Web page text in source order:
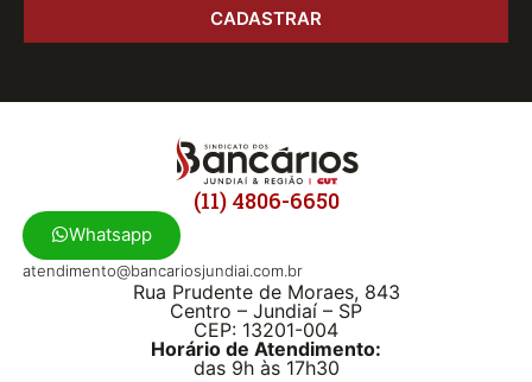
CADASTRAR
(11) 4806-6650
Whatsapp
atendimento@bancariosjundiai.com.br
Rua Prudente de Moraes, 843
Centro – Jundiaí – SP
CEP: 13201-004
Horário de Atendimento:
das 9h às 17h30